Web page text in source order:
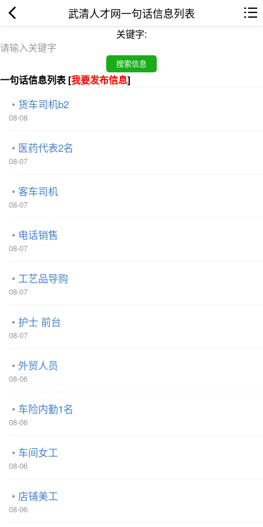
武清人才网一句话信息列表
关键字:
一句话信息列表 [我要发布信息]
货车司机b2
08-08
医药代表2名
08-07
客车司机
08-07
电话销售
08-07
工艺品导购
08-07
护士 前台
08-07
外贸人员
08-06
车险内勤1名
08-06
车间女工
08-06
店铺美工
08-06